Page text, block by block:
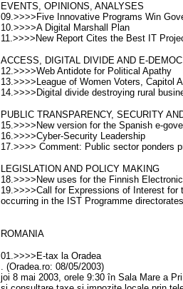
EVENTS, OPINIONS, ANALYSES
09.>>>>Five Innovative Programs Win
10.>>>>A Digital Marshall Plan
11.>>>>New Report Cites the Best IT
ACCESS, DIGITAL DIVIDE AND E-
12.>>>>Web Antidote for Political Apathy
13.>>>>League of Women Voters, Capitol
14.>>>>Digital divide destroying rural
PUBLIC TRANSPARENCY, SECURITY
15.>>>>New version for the Spanish e-
16.>>>>Cyber-Security Leadership
17.>>>> Comment: Public sector ponders
LEGISLATION AND POLICY MAKING
18.>>>>New uses for the Finnish
19.>>>>Call for Expressions of Interest
occurring in the IST Programme directorates
ROMANIA
01.>>>>E-tax la Oradea
. (Oradea.ro: 08/05/2003)
joi 8 mai 2003, orele 9:30 în Sala Mare a